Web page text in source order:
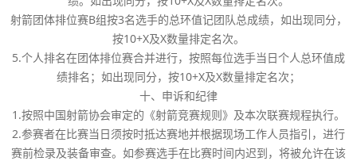
射箭团体排位赛B组按3名选手的总环值记团队总成绩，如出现同分，
按10+X及X数量排定名次。
5.个人排名在团体排位赛合并进行，按照每位选手当日个人总环值成
绩排名；如出现同分，按10+X及X数量排定名次；
十、申诉和纪律
1.按照中国射箭协会审定的《射箭竞赛规则》及本次联赛规程执行。
2.参赛者在比赛当日须按时抵达赛地并根据现场工作人员指引，进行
赛前检录及装备审查。如参赛选手在比赛时间内迟到，将被允许在该